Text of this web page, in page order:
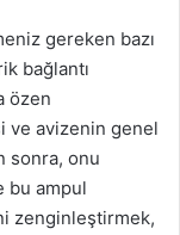
gereken bazı
bağlantı
özen
ve avizenin genel
sonra, onu
bu ampul
zenginleştirmek,